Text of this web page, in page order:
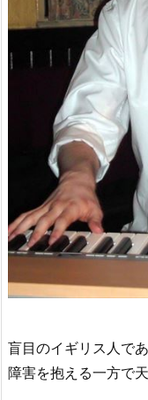
盲目のイギリス人で
障害を抱える一方で